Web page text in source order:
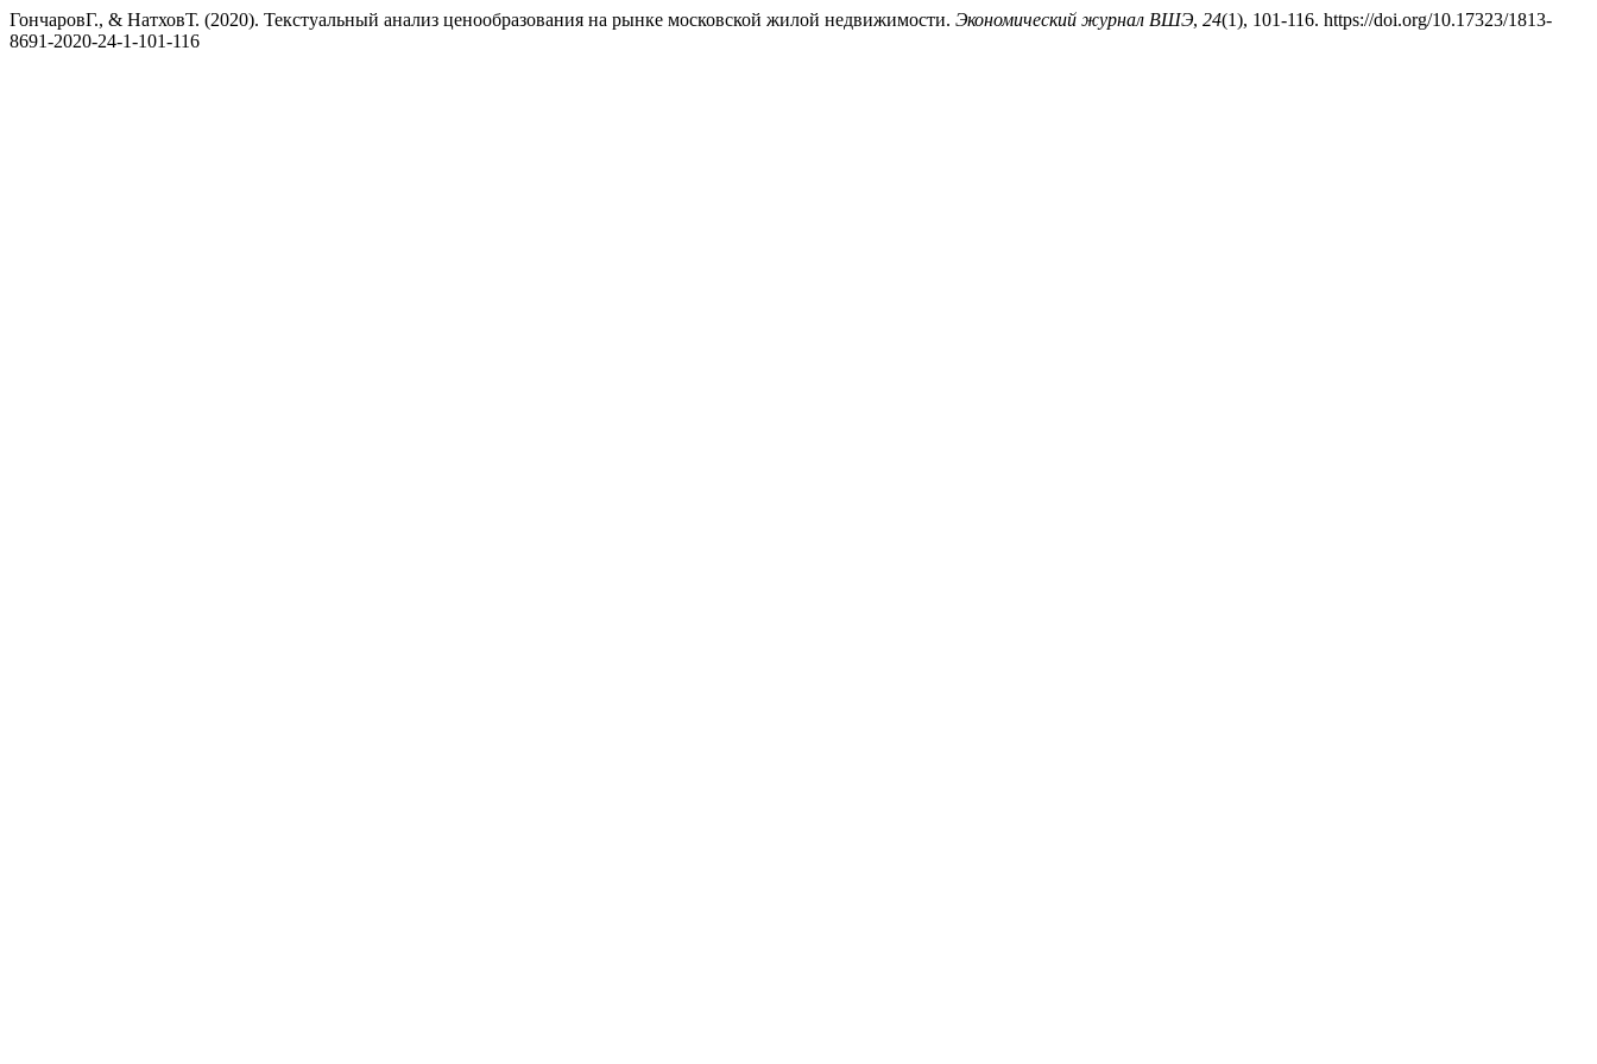
ГончаровГ., & НатховТ. (2020). Текстуальный анализ ценообразования на рынке московской жилой недвижимости. Экономический журнал ВШЭ, 24(1), 101-116. https://doi.org/10.17323/1813-
8691-2020-24-1-101-116